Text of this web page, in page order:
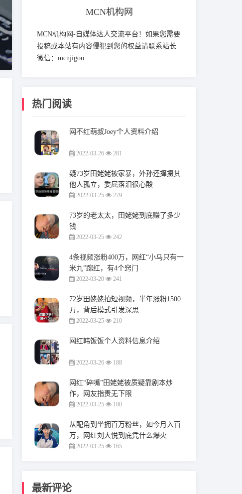
MCN机构网
MCN机构网-自媒体达人交流平台！如果您需要
投稿或本站有内容侵犯到您的权益请联系站长
微信：mcnjigou
热门阅读
网不红萌叔Joey个人资料介绍
2022-03-26 281
疑73岁田姥姥被家暴，外孙还撺掇其
他人孤立，委屈落泪很心酸
2022-03-25 279
73岁的老太太，田姥姥到底赚了多少
钱
2022-03-25 242
4条视频涨粉400万，网红“小马只有一
米九”蹿红，有4个窍门
2022-03-20 241
72岁田姥姥拍短视频，半年涨粉1500
万，背后模式引发深思
2022-03-25 210
网红韩饭饭个人资料信息介绍
2022-03-26 188
网红“碎嘴”田姥姥被质疑靠剧本炒
作，网友指责无下限
2022-03-25 180
从配角到坐拥百万粉丝，如今月入百
万，网红刘大悦到底凭什么爆火
2022-03-25 165
最新评论